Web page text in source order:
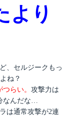
より
、セルジークもっ
ね？
らい。 攻撃力は
なんだな…
は通常攻撃が2連